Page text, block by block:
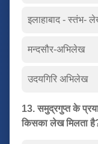
इलाहाबाद - स्तंभ-
मन्दसौर-अभिलेख
उदयगिरि अभिलेख
13. समुद्रगुप्त के
किसका लेख मिलता